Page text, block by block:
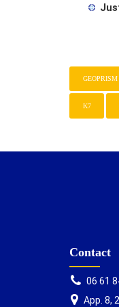
GEOPRISM
K7
Contact
06 61
App. 8,